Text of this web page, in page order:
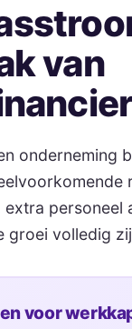
van
onderneming
personeel
volledig
voor